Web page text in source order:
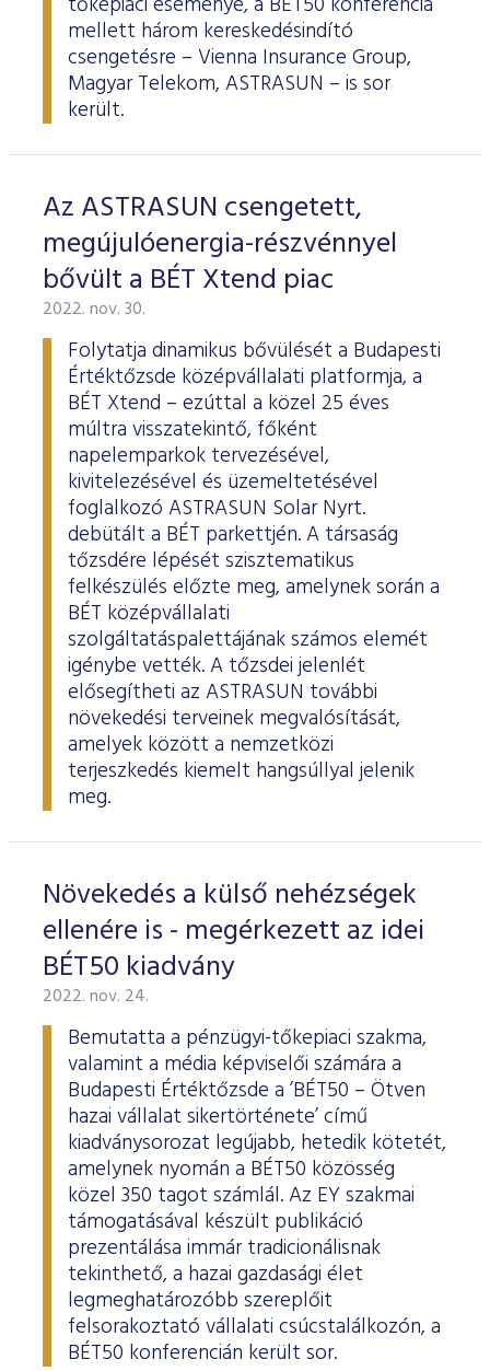
mellett három kereskedésindító
csengetésre – Vienna Insurance Group,
Magyar Telekom, ASTRASUN – is sor
került.
Az ASTRASUN csengetett,
megújulóenergia-részvénnyel
bővült a BÉT Xtend piac
2022. nov. 30.
Folytatja dinamikus bővülését a Budapesti
Értéktőzsde középvállalati platformja, a
BÉT Xtend – ezúttal a közel 25 éves
múltra visszatekintő, főként
napelemparkok tervezésével,
kivitelezésével és üzemeltetésével
foglalkozó ASTRASUN Solar Nyrt.
debütált a BÉT parkettjén. A társaság
tőzsdére lépését szisztematikus
felkészülés előzte meg, amelynek során a
BÉT középvállalati
szolgáltatáspalettájának számos elemét
igénybe vették. A tőzsdei jelenlét
elősegítheti az ASTRASUN további
növekedési terveinek megvalósítását,
amelyek között a nemzetközi
terjeszkedés kiemelt hangsúllyal jelenik
meg.
Növekedés a külső nehézségek
ellenére is - megérkezett az idei
BÉT50 kiadvány
2022. nov. 24.
Bemutatta a pénzügyi-tőkepiaci szakma,
valamint a média képviselői számára a
Budapesti Értéktőzsde a ’BÉT50 – Ötven
hazai vállalat sikertörténete’ című
kiadványsorozat legújabb, hetedik kötetét,
amelynek nyomán a BÉT50 közösség
közel 350 tagot számlál. Az EY szakmai
támogatásával készült publikáció
prezentálása immár tradicionálisnak
tekinthető, a hazai gazdasági élet
legmeghatározóbb szereplőit
felsorakoztató vállalati csúcstalálkozón, a
BÉT50 konferencián került sor.